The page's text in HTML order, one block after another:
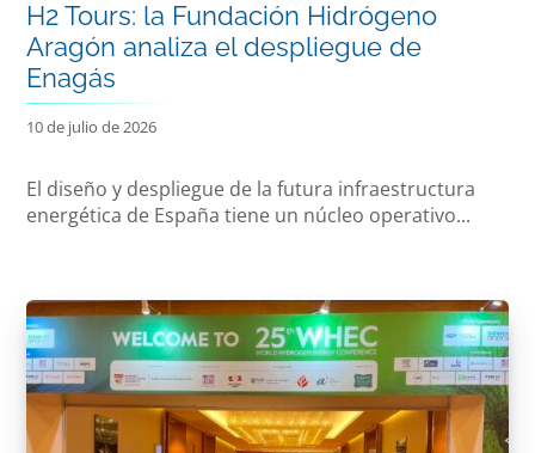
H2 Tours: la Fundación Hidrógeno
Aragón analiza el despliegue de
Enagás
10 de julio de 2026
El diseño y despliegue de la futura infraestructura
energética de España tiene un núcleo operativo...